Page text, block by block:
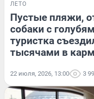
ЛЕТО
Пустые пляжи,
собаки с
туристка
тысячами в
22 июля, 2026, 13:00 3